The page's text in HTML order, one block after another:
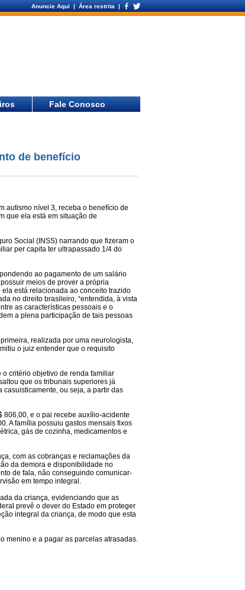
Anuncie Aqui | Área restrita |
Fale Conosco
de benefício
autismo nível 3, receba o benefício de
que ela está em situação de
Social (INSS) narrando que fizeram o
per capita ter ultrapassado 1/4 do
ao pagamento de um salário
meios de prover a própria
está relacionada ao conceito trazido
no direito brasileiro, “entendida, à vista
as características pessoais e o
a plena participação de tais pessoas
realizada por uma neurologista,
o juiz entender que o requisito
critério objetivo de renda familiar
que os tribunais superiores já
ou seja, a partir das
806,00, e o pai recebe auxílio-acidente
A família possuiu gastos mensais fixos
gás de cozinha, medicamentos e
com as cobranças e reclamações da
da demora e disponibilidade no
de fala, não conseguindo comunicar-
em tempo integral.
da criança, evidenciando que as
prevê o dever do Estado em proteger
integral da criança, de modo que esta
menino e a pagar as parcelas atrasadas.